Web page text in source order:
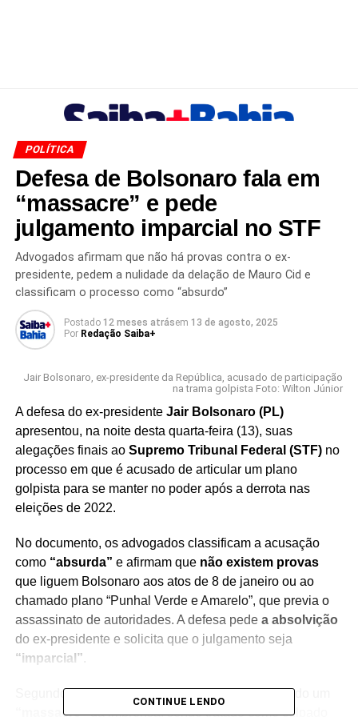
POLÍTICA
Defesa de Bolsonaro fala em
“massacre” e pede
julgamento imparcial no STF
Advogados afirmam que não há provas contra o ex-
presidente, pedem a nulidade da delação de Mauro Cid e
classificam o processo como “absurdo”
Postado 12 meses atrásem 13 de agosto, 2025
Por Redação Saiba+
Jair Bolsonaro, ex-presidente da República, acusado de participação
na trama golpista Foto: Wilton Júnior
A defesa do ex-presidente Jair Bolsonaro (PL)
apresentou, na noite desta quarta-feira (13), suas
alegações finais ao Supremo Tribunal Federal (STF)no
processo em que é acusado de articular um plano
golpista para se manter no poder após a derrota nas
eleições de 2022.
No documento, os advogados classificam a acusação
como “absurda” e afirmam que não existem provas
que liguem Bolsonaro aos atos de 8 de janeiro ou ao
chamado plano “Punhal Verde e Amarelo”, que previa o
assassinato de autoridades. A defesa pede a absolvição
do ex-presidente e solicita que o julgamento seja
“imparcial”.
Segundo os defensores, Bolsonaro estaria sofrendo um
“massacre”da imprensa, sendo tratado como culpado
CONTINUE LENDO